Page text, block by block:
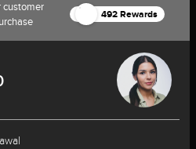
customer
492 Rewards